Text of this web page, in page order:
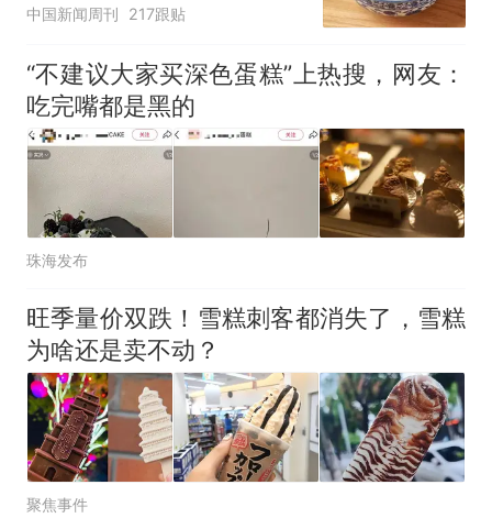
中国新闻周刊 217跟贴
“不建议大家买深色蛋糕”上热搜，网友：
吃完嘴都是黑的
珠海发布
旺季量价双跌！雪糕刺客都消失了，雪糕
为啥还是卖不动？
聚焦事件